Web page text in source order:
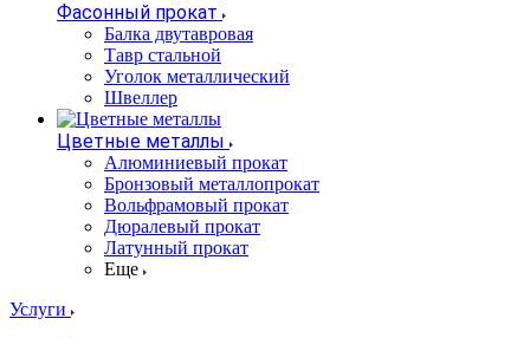
Фасонный прокат
Балка двутавровая
Тавр стальной
Уголок металлический
Швеллер
Цветные металлы
Алюминиевый прокат
Бронзовый металлопрокат
Вольфрамовый прокат
Дюралевый прокат
Латунный прокат
Еще
Услуги